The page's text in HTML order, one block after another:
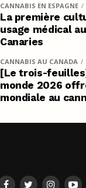
CANNABIS EN ESPAGNE
La première
usage médical
Canaries
CANNABIS AU CANADA
[Le trois-
monde 2026
mondiale au